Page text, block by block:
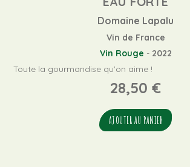
Domaine Lapalu
Vin de France
Vin Rouge - 2022
Toute la gourmandise qu'on aime !
28,50 €
AJOUTER AU PANIER